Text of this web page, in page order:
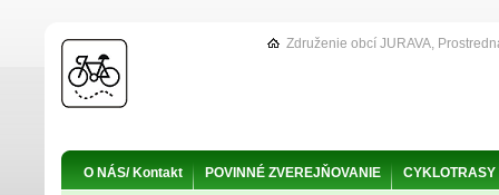
O NÁS/ Kontakt POVINNÉ ZVEREJŇOVANIE
CYKLOTRASY
Združenie obcí JURAVA,